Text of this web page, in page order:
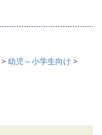
> 幼児～小学生向け >